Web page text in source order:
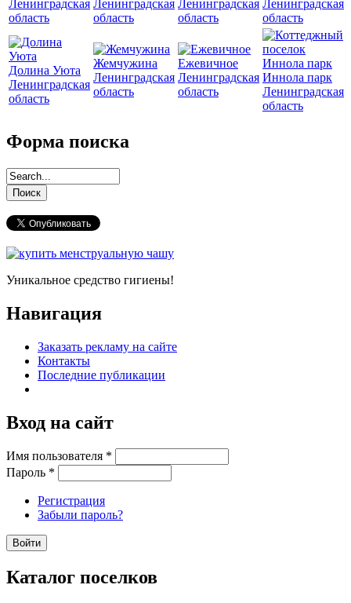
Ленинградская
область
Ленинградская
область
Ленинградская
область
Ленинградская
область
Долина Уюта
Ленинградская
область
Жемчужина
Ленинградская
область
Ежевичное
Ленинградская
область
Иннола парк
Ленинградская
область
Форма поиска
Уникальное средство гигиены!
Навигация
Заказать рекламу на сайте
Контакты
Последние публикации
Вход на сайт
Имя пользователя *
Пароль *
Регистрация
Забыли пароль?
Каталог поселков